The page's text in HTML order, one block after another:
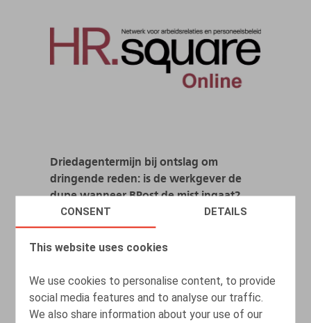
CONSENT DETAILS
This website uses cookies
We use cookies to personalise content, to provide
social media features and to analyse our traffic.
We also share information about your use of our
Driedagentermijn bij ontslag om
dringende reden: is de werkgever de
dupe wanneer BPost de mist ingaat?
27.01.2023